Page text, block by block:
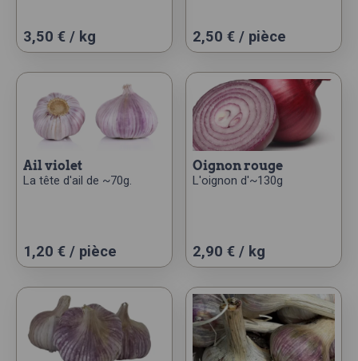
3,50 € / kg 2,50 € / pièce
ail violet
La tête d'ail de ~70g.
1,20 € / pièce
oignon rouge
L'oignon d'~130g
2,90 € / kg